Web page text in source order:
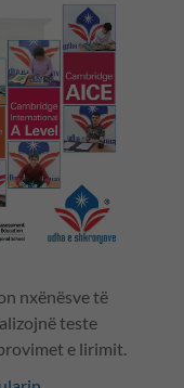
nxënësve të
teste
e lirimit.